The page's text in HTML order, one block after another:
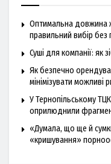
Оптимальна довжина
правильний вибір без
Суші для компанії: як
Як безпечно
мінімізувати можливі
У Тернопільському
оприлюднили
«Думала, що ще й
«кришування»